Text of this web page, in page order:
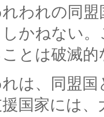
われの同
かねない
とは破滅
は、同盟国
国家には